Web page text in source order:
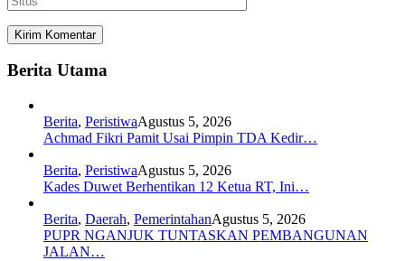
Berita Utama
Berita, PeristiwaAgustus 5, 2026
Achmad Fikri Pamit Usai Pimpin TDA Kedir…
Berita, PeristiwaAgustus 5, 2026
Kades Duwet Berhentikan 12 Ketua RT, Ini…
Berita, Daerah, PemerintahanAgustus 5, 2026
PUPR NGANJUK TUNTASKAN PEMBANGUNAN
JALAN…